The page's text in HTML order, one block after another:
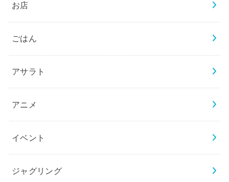
お店
ごはん
アサラト
アニメ
イベント
ジャグリング